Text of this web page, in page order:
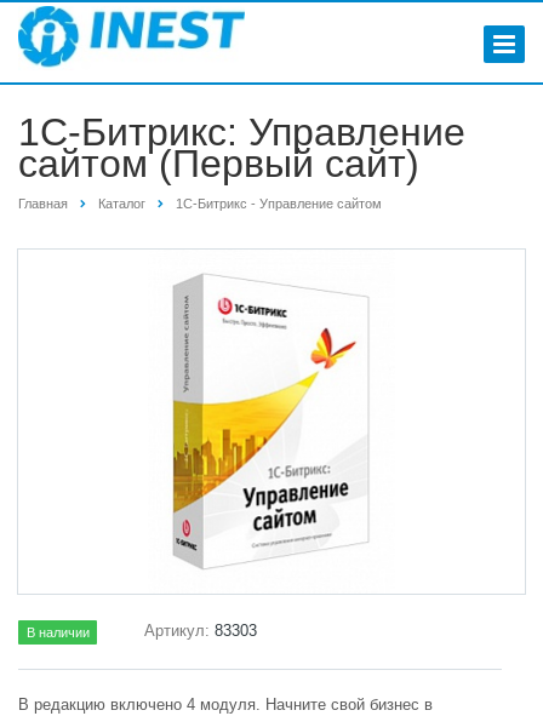
1С-Битрикс: Управление
сайтом (Первый сайт)
Главная Каталог 1С-Битрикс - Управление сайтом
В наличии Артикул:83303
В редакцию включено 4 модуля. Начните свой бизнес в